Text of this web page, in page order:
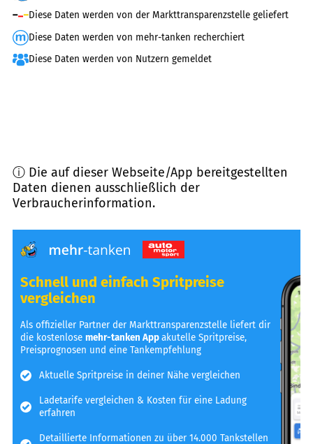
Diese Daten werden von der Markttransparenzstelle geliefert
Diese Daten werden von mehr-tanken recherchiert
Diese Daten werden von Nutzern gemeldet
ⓘ Die auf dieser Webseite/App bereitgestellten
Daten dienen ausschließlich der
Verbraucherinformation.
Schnell und einfach Spritpreise
vergleichen
Als offizieller Partner der Markttransparenzstelle liefert dir
die kostenlosemehr-tanken Appakutelle Spritpreise,
Preisprognosen und eine Tankempfehlung
Aktuelle Spritpreise in deiner Nähe vergleichen
Ladetarife vergleichen & Kosten für eine Ladung
erfahren
Detaillierte Informationen zu über 14.000 Tankstellen